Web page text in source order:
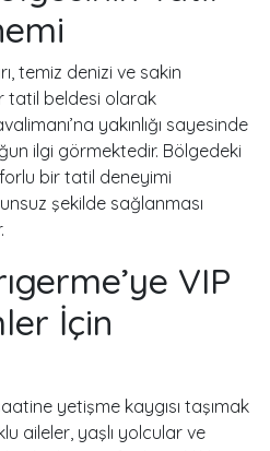
temiz denizi ve sakin
tatil beldesi olarak
yakınlığı sayesinde
ilgi görmektedir. Bölgedeki
bir tatil deneyimi
şekilde sağlanması
VIP
İçin
yetişme kaygısı taşımak
aileler, yaşlı yolcular ve